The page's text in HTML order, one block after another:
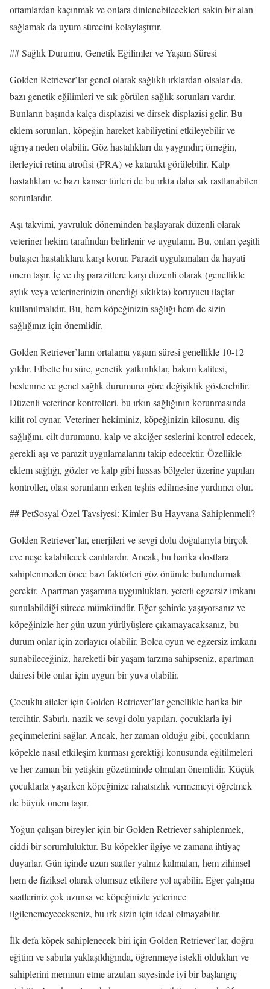
ortamlardan kaçınmak ve onlara dinlenebilecekleri sakin bir alan
sağlamak da uyum sürecini kolaylaştırır.
## Sağlık Durumu, Genetik Eğilimler ve Yaşam Süresi
Golden Retriever’lar genel olarak sağlıklı ırklardan olsalar da,
bazı genetik eğilimleri ve sık görülen sağlık sorunları vardır.
Bunların başında kalça displazisi ve dirsek displazisi gelir. Bu
eklem sorunları, köpeğin hareket kabiliyetini etkileyebilir ve
ağrıya neden olabilir. Göz hastalıkları da yaygındır; örneğin,
ilerleyici retina atrofisi (PRA) ve katarakt görülebilir. Kalp
hastalıkları ve bazı kanser türleri de bu ırkta daha sık rastlanabilen
sorunlardır.
Aşı takvimi, yavruluk döneminden başlayarak düzenli olarak
veteriner hekim tarafından belirlenir ve uygulanır. Bu, onları çeşitli
bulaşıcı hastalıklara karşı korur. Parazit uygulamaları da hayati
önem taşır. İç ve dış parazitlere karşı düzenli olarak (genellikle
aylık veya veterinerinizin önerdiği sıklıkta) koruyucu ilaçlar
kullanılmalıdır. Bu, hem köpeğinizin sağlığı hem de sizin
sağlığınız için önemlidir.
Golden Retriever’ların ortalama yaşam süresi genellikle 10-12
yıldır. Elbette bu süre, genetik yatkınlıklar, bakım kalitesi,
beslenme ve genel sağlık durumuna göre değişiklik gösterebilir.
Düzenli veteriner kontrolleri, bu ırkın sağlığının korunmasında
kilit rol oynar. Veteriner hekiminiz, köpeğinizin kilosunu, diş
sağlığını, cilt durumunu, kalp ve akciğer seslerini kontrol edecek,
gerekli aşı ve parazit uygulamalarını takip edecektir. Özellikle
eklem sağlığı, gözler ve kalp gibi hassas bölgeler üzerine yapılan
kontroller, olası sorunların erken teşhis edilmesine yardımcı olur.
## PetSosyal Özel Tavsiyesi: Kimler Bu Hayvana Sahiplenmeli?
Golden Retriever’lar, enerjileri ve sevgi dolu doğalarıyla birçok
eve neşe katabilecek canlılardır. Ancak, bu harika dostlara
sahiplenmeden önce bazı faktörleri göz önünde bulundurmak
gerekir. Apartman yaşamına uygunlukları, yeterli egzersiz imkanı
sunulabildiği sürece mümkündür. Eğer şehirde yaşıyorsanız ve
köpeğinizle her gün uzun yürüyüşlere çıkamayacaksanız, bu
durum onlar için zorlayıcı olabilir. Bolca oyun ve egzersiz imkanı
sunabileceğiniz, hareketli bir yaşam tarzına sahipseniz, apartman
dairesi bile onlar için uygun bir yuva olabilir.
Çocuklu aileler için Golden Retriever’lar genellikle harika bir
tercihtir. Sabırlı, nazik ve sevgi dolu yapıları, çocuklarla iyi
geçinmelerini sağlar. Ancak, her zaman olduğu gibi, çocukların
köpekle nasıl etkileşim kurması gerektiği konusunda eğitilmeleri
ve her zaman bir yetişkin gözetiminde olmaları önemlidir. Küçük
çocuklarla yaşarken köpeğinize rahatsızlık vermemeyi öğretmek
de büyük önem taşır.
Yoğun çalışan bireyler için bir Golden Retriever sahiplenmek,
ciddi bir sorumluluktur. Bu köpekler ilgiye ve zamana ihtiyaç
duyarlar. Gün içinde uzun saatler yalnız kalmaları, hem zihinsel
hem de fiziksel olarak olumsuz etkilere yol açabilir. Eğer çalışma
saatleriniz çok uzunsa ve köpeğinizle yeterince
ilgilenemeyecekseniz, bu ırk sizin için ideal olmayabilir.
İlk defa köpek sahiplenecek biri için Golden Retriever’lar, doğru
eğitim ve sabırla yaklaşıldığında, öğrenmeye istekli oldukları ve
sahiplerini memnun etme arzuları sayesinde iyi bir başlangıç